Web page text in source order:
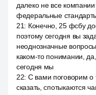
далеко не все
федеральные
21: Конечно, 25 фсбу
поэтому сегодня вы
неоднозначные
каком-то понимании,
сегодня мы
22: С вами поговорим о
сказать, спотыкаются